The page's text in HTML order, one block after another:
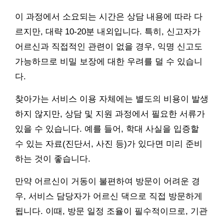
이 과정에서 소요되는 시간은 상담 내용에 따라 다
르지만, 대략 10-20분 내외입니다. 특히, 신고자가
어르신과 직접적인 관련이 없을 경우, 익명 신고도
가능하므로 비밀 보장에 대한 우려를 덜 수 있습니
다.
찾아가는 서비스 이용 자체에는 별도의 비용이 발생
하지 않지만, 상담 및 지원 과정에서 필요한 서류가
있을 수 있습니다. 예를 들어, 학대 사실을 입증할
수 있는 자료(진단서, 사진 등)가 있다면 미리 준비
하는 것이 좋습니다.
만약 어르신이 거동이 불편하여 방문이 어려운 경
우, 서비스 담당자가 어르신 댁으로 직접 방문하게
됩니다. 이때, 방문 일정 조율이 필수적이므로, 기관